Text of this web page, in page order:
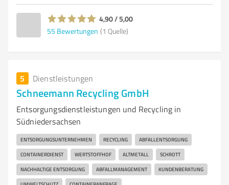
4,90 / 5,00
55 Bewertungen (1 Quelle)
5 Dienstleistungen
Schneemann Recycling GmbH
Entsorgungsdienstleistungen und Recycling in
Südniedersachsen
ENTSORGUNGSUNTERNEHMEN RECYCLING ABFALLENTSORGUNG
CONTAINERDIENST WERTSTOFFHOF ALTMETALL SCHROTT
NACHHALTIGE ENTSORGUNG ABFALLMANAGEMENT KUNDENBERATUNG